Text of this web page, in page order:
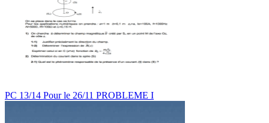
PC 13/14 Pour le 26/11 PROBLEME I